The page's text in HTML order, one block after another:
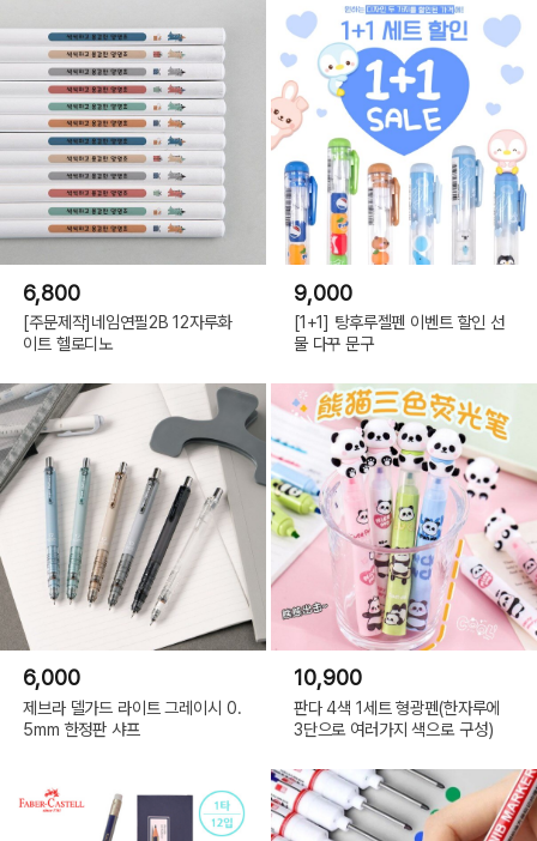
6,800
[주문제작]네임연필2B 12자루화
이트 헬로디노
9,000
[1+1] 탕후루젤펜 이벤트 할인 선
물 다꾸 문구
6,000
제브라 델가드 라이트 그레이시 0.
5mm 한정판 샤프
10,900
판다 4색 1세트 형광펜(한자루에
3단으로 여러가지 색으로 구성)